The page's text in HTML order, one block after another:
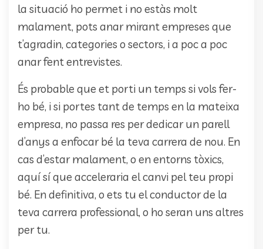
la situació ho permet i no estàs molt
malament, pots anar mirant empreses que
t’agradin, categories o sectors, i a poc a poc
anar fent entrevistes.
És probable que et porti un temps si vols fer-
ho bé, i si portes tant de temps en la mateixa
empresa, no passa res per dedicar un parell
d’anys a enfocar bé la teva carrera de nou. En
cas d’estar malament, o en entorns tòxics,
aquí sí que acceleraria el canvi pel teu propi
bé. En definitiva, o ets tu el conductor de la
teva carrera professional, o ho seran uns altres
per tu.